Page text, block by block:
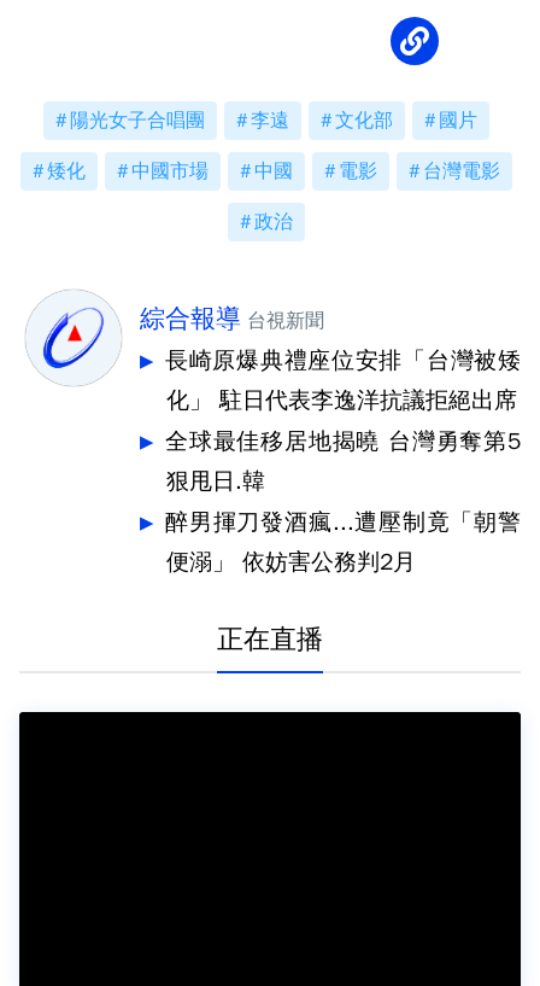
陽光女子合唱團 李遠 文化部 國片
矮化 中國市場 中國 電影 台灣電影
政治
綜合報導 台視新聞
長崎原爆典禮座位安排「台灣被矮
化」 駐日代表李逸洋抗議拒絕出席
全球最佳移居地揭曉 台灣勇奪第5
狠甩日.韓
醉男揮刀發酒瘋...遭壓制竟「朝警
便溺」 依妨害公務判2月
正在直播